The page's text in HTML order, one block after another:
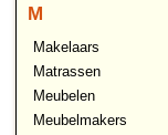
M
Makelaars
Matrassen
Meubelen
Meubelmakers